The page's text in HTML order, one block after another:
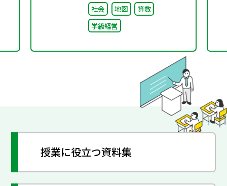
社会
地図
算数
学級経営
授業に役立つ資料集